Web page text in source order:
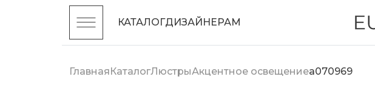
КАТАЛОГДИЗАЙНЕРАМ
ГлавнаяКаталогЛюстрыАкцентное освещениеa070969